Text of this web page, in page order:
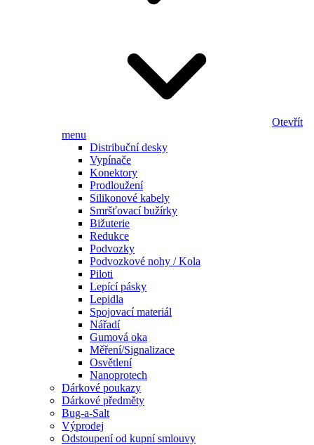
Otevřít
menu
Distribuční desky
Vypínače
Konektory
Prodloužení
Silikonové kabely
Smršťovací bužírky
Bižuterie
Redukce
Podvozky
Podvozkové nohy / Kola
Piloti
Lepící pásky
Lepidla
Spojovací materiál
Nářadí
Gumová oka
Měření/Signalizace
Osvětlení
Nanoprotech
Dárkové poukazy
Dárkové předměty
Bug-a-Salt
Výprodej
Odstoupení od kupní smlouvy